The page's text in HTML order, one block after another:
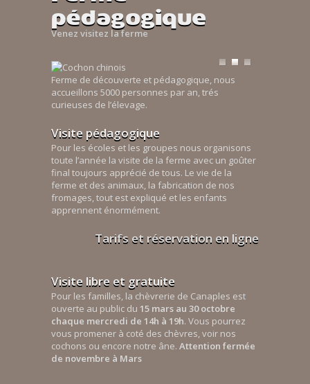
pédagogique
Venez visitez la ferme
Ferme de découverte et pédagogique, nous
accueillons 5000 personnes par an, trés
curieuses de l’élevage.
Visite pédagogique
Pour les écoles et les groupes nous organisons
toute l’année la visite de la ferme avec un goûter
final toujours apprécié de tous. Le vie de la
ferme et des animaux, la fabrication de nos
fromages, tout est expliqué et les enfants
apprennent énormément.
Tarifs et réservation en ligne
Visite libre et gratuite
Pour les familles, la chèvrerie de Canaples est
ouverte au public du 15 mars au 30 octobre
chaque mercredi de 14h à 19h. Vous pourrez
vous promener à coté des chèvres, voir nos
cochons ou encore notre âne. Attention fermée
de novembre à Mars